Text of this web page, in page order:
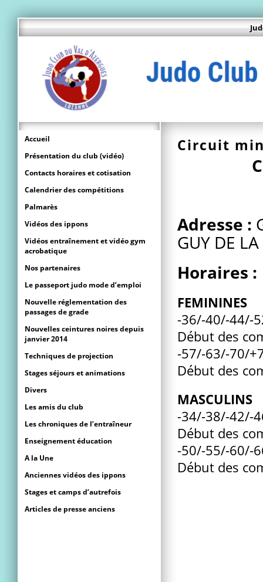
Circuit
Adresse :
GUY DE
Horaires :
FEMININES
-36/-40/-44/-
Début des
-57/-63/-70/
Début des
MASCULINS
-34/-38/-42/-
Début des
-50/-55/-60/-
Début des
Accueil
Présentation du club (vidéo)
Contacts horaires et cotisation
Calendrier des compétitions
Palmarès
Vidéos des ippons
Vidéos entraînement et vidéo gym
acrobatique
Nos partenaires
Le passeport judo mode d’emploi
Nouvelle réglementation des
passages de grade
Nouvelles ceintures noires depuis
janvier 2014
Techniques de projection
Stages séjours et animations
Divers
Les amis du club
Les chroniques de l’entraîneur
Enseignement éducation
A la Une
Anciennes vidéos des ippons
Stages et camps d’autrefois
Articles de presse anciens